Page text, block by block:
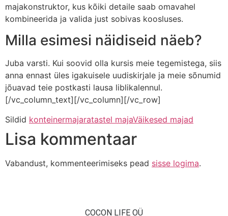
majakonstruktor, kus kõiki detaile saab omavahel
kombineerida ja valida just sobivas koosluses.
Milla esimesi näidiseid näeb?
Juba varsti. Kui soovid olla kursis meie tegemistega, siis
anna ennast üles igakuisele uudiskirjale ja meie sõnumid
jõuavad teie postkasti lausa liblikalennul.
[/vc_column_text][/vc_column][/vc_row]
Sildid konteinermajaratastel majaVäikesed majad
Lisa kommentaar
Vabandust, kommenteerimiseks pead sisse logima.
COCON LIFE OÜ